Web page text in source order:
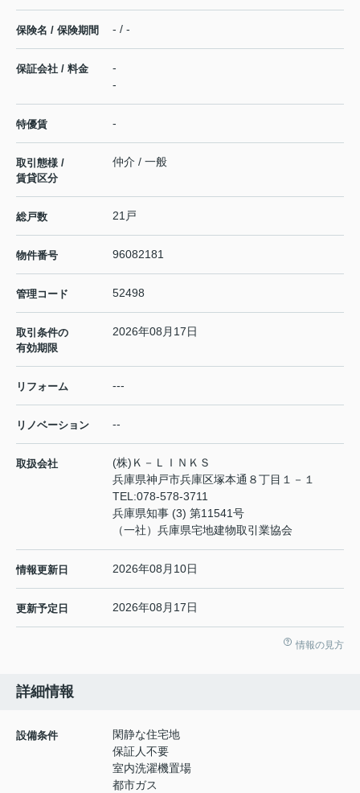
保険名 / 保険期間 - / -
保証会社 / 料金
-
-
特優賃 -
取引態様 /
賃貸区分
仲介 / 一般
総戸数 21戸
物件番号 96082181
管理コード 52498
取引条件の
有効期限
2026年08月17日
リフォーム ---
リノベーション --
取扱会社
(株)Ｋ－ＬＩＮＫＳ
兵庫県神戸市兵庫区塚本通８丁目１－１
TEL:078-578-3711
兵庫県知事 (3) 第11541号
（一社）兵庫県宅地建物取引業協会
情報更新日 2026年08月10日
更新予定日 2026年08月17日
情報の見方
詳細情報
設備条件
閑静な住宅地
保証人不要
室内洗濯機置場
都市ガス